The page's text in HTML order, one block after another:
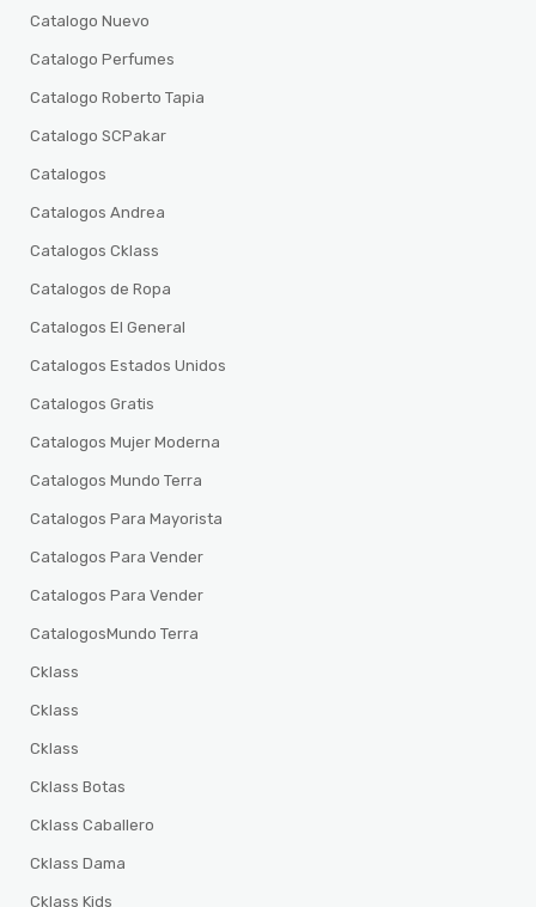
Catalogo Nuevo
Catalogo Perfumes
Catalogo Roberto Tapia
Catalogo SCPakar
Catalogos
Catalogos Andrea
Catalogos Cklass
Catalogos de Ropa
Catalogos El General
Catalogos Estados Unidos
Catalogos Gratis
Catalogos Mujer Moderna
Catalogos Mundo Terra
Catalogos Para Mayorista
Catalogos Para Vender
Catalogos Para Vender
CatalogosMundo Terra
Cklass
Cklass
Cklass
Cklass Botas
Cklass Caballero
Cklass Dama
Cklass Kids